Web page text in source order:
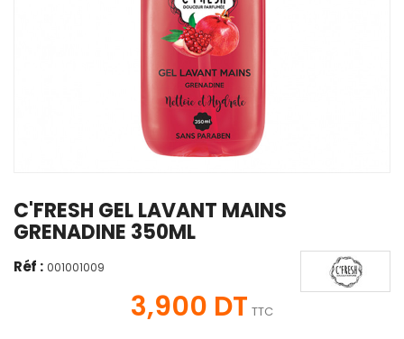
C'FRESH GEL LAVANT MAINS
GRENADINE 350ML
Réf : 001001009
3,900 DT TTC